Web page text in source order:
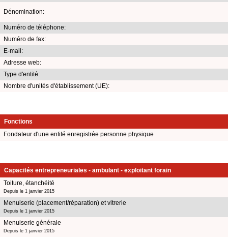
Dénomination:
Numéro de téléphone:
Numéro de fax:
E-mail:
Adresse web:
Type d'entité:
Nombre d'unités d'établissement (UE):
Fonctions
Fondateur d'une entité enregistrée personne physique
Capacités entrepreneuriales - ambulant - exploitant forain
Toiture, étanchéité
Depuis le 1 janvier 2015
Menuiserie (placement/réparation) et vitrerie
Depuis le 1 janvier 2015
Menuiserie générale
Depuis le 1 janvier 2015